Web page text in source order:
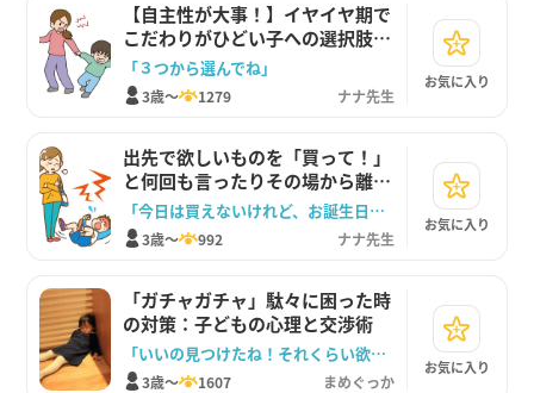
【自主性が大事！】イヤイヤ期で
こだわりがひどい子への選択肢を
与える声かけ例
「３つから選んでね」
3歳～ 1279 ナナ先生
お気に入り
出先で欲しいものを「買って！」
と何回も言ったりその場から離れ
なくなったりするときは、まず受
容！
「今日は買えないけれど、お誕生日の時に買おうね」
3歳～ 992 ナナ先生
お気に入り
「ガチャガチャ」駄々に困った時
の対策：子どもの心理と交渉術
「いいの見つけたね！それくらい欲しいもの見つけてラッキーだよ！」
3歳～ 1607 まめぐっか
お気に入り